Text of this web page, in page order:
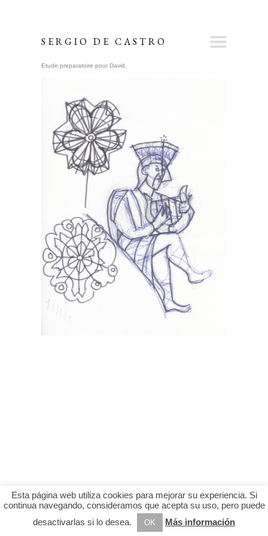
SERGIO DE CASTRO
Etude préparatoire pour David.
Esta página web utiliza cookies para mejorar su experiencia. Si
continua navegando, consideramos que acepta su uso, pero puede
desactivarlas si lo desea.
OK Más información